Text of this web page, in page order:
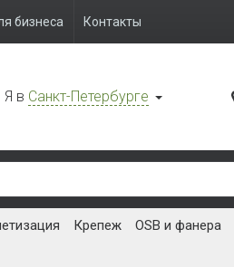
бизнеса Контакты
Я в Санкт-Петербурге
Крепеж OSB и фанера